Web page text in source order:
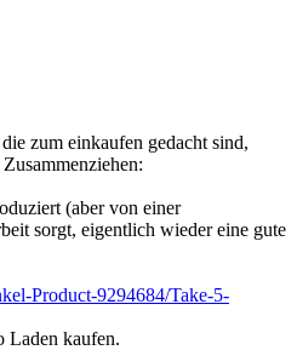
zum einkaufen gedacht sind,
(aber von einer
sorgt, eigentlich wieder eine gute
Product-9294684/Take-5-
Laden kaufen.